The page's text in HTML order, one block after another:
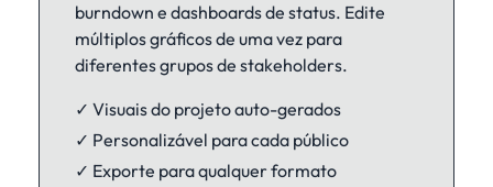
burndown e dashboards de status. Edite
múltiplos gráficos de uma vez para
diferentes grupos de stakeholders.
✓ Visuais do projeto auto-gerados
✓ Personalizável para cada público
✓ Exporte para qualquer formato